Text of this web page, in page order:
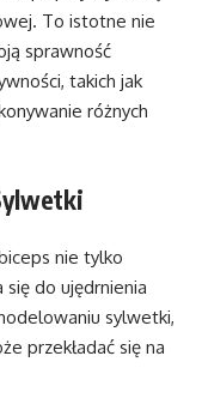
To istotne nie
sprawność
takich jak
różnych
nie tylko
się do ujędrnienia
sylwetki,
przekładać się na